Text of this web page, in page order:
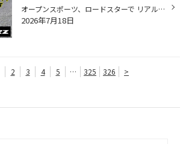
オープンスポーツ、ロードスターで リアルスポーツタイヤ4本交換と アライメント調整です 装着タイヤはこちら ポテンザ RE-71 RZ 195/50R16 元々装着されていたのは ベーシックスポーツタイヤでしたので よりハイグリップなリアルスポーツになりました 交換後、４輪アライメント調整です ロードスタ...
2026年7月18日
2 3 4 5 … 325 326 >